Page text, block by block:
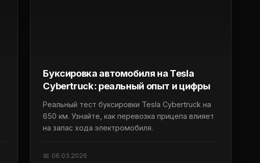
Буксировка автомобиля на Tesla
Cybertruck: реальный опыт и цифры
Реальный тест буксировки Tesla Cybertruck на
650 км. Узнайте, как перевозка прицепа влияет
на запас хода электромобиля.
📅 06.03.2026